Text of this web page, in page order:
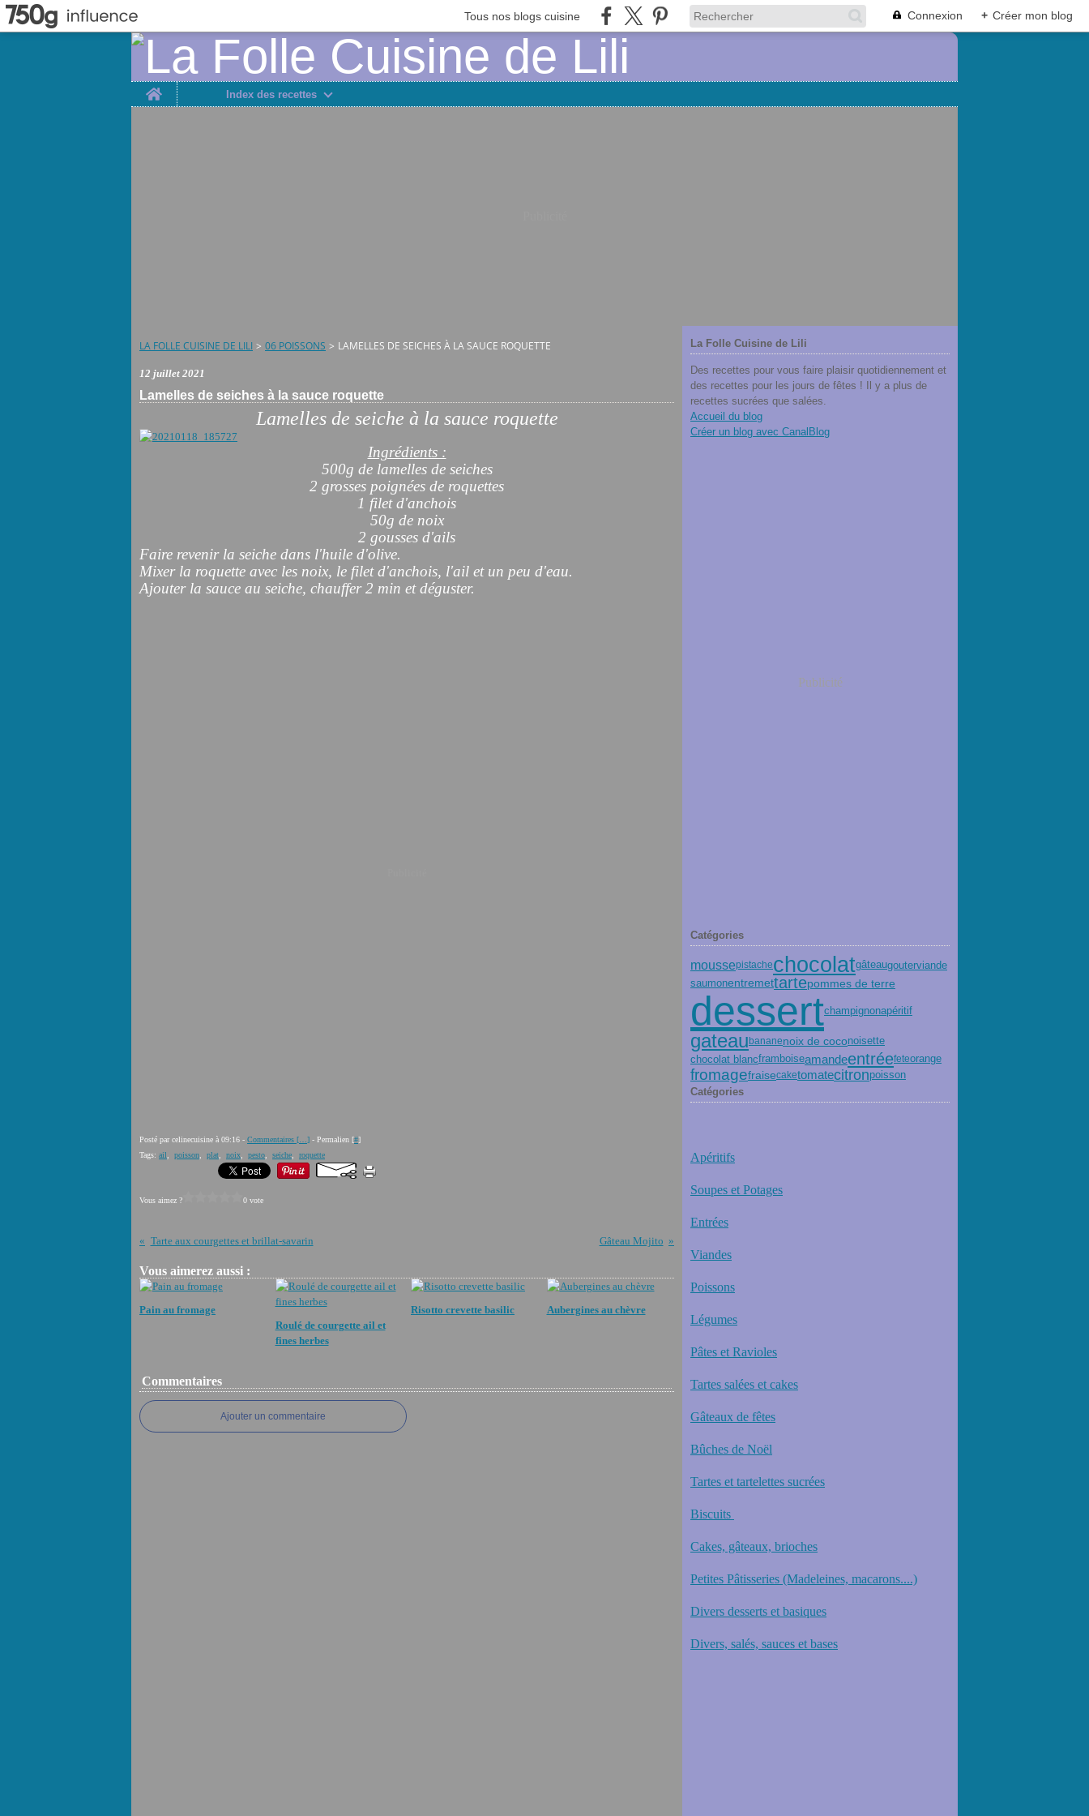
Tous nos blogs cuisine Connexion + Créer mon blog
Home
Index des recettes
LA FOLLE CUISINE DE LILI > 06 POISSONS > LAMELLES DE SEICHES À LA SAUCE ROQUETTE
12 juillet 2021
Lamelles de seiches à la sauce roquette
Lamelles de seiche à la sauce roquette
Ingrédients :
500g de lamelles de seiches
2 grosses poignées de roquettes
1 filet d'anchois
50g de noix
2 gousses d'ails
Faire revenir la seiche dans l'huile d'olive.
Mixer la roquette avec les noix, le filet d'anchois, l'ail et un peu d'eau.
Ajouter la sauce au seiche, chauffer 2 min et déguster.
Posté par celinecuisine à 09:16 - Commentaires [ ] - Permalien [#]
Tags: ail poisson plat noix pesto seiche roquette
Vous aimez ? 0 vote
Tarte aux courgettes et brillat-savarin Gâteau Mojito
Vous aimerez aussi :
Pain au fromage
Roulé de courgette ail et
fines herbes
Risotto crevette basilic Aubergines au chèvre
Commentaires
Ajouter un commentaire
La Folle Cuisine de Lili
Des recettes pour vous faire plaisir quotidiennement et
des recettes pour les jours de fêtes ! Il y a plus de
recettes sucrées que salées.
Accueil du blog
Créer un blog avec CanalBlog
Publicité
Catégories
moussepistachechocolatgâteaugouterviande
saumonentremettartepommes de terre
dessertchampignonapéritif
gateau bananenoix de coconoisette
chocolat blancframboiseamandeentréefeteorange
fromagefraisecaketomatecitronpoisson
Catégories
Apéritifs
Soupes et Potages
Entrées
Viandes
Poissons
Légumes
Pâtes et Ravioles
Tartes salées et cakes
Gâteaux de fêtes
Bûches de Noël
Tartes et tartelettes sucrées
Biscuits
Cakes, gâteaux, brioches
Petites Pâtisseries (Madeleines, macarons....)
Divers desserts et basiques
Divers, salés, sauces et bases